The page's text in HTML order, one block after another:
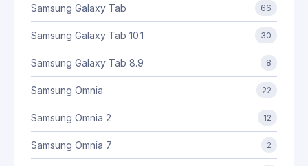
Samsung Galaxy Tab 66
Samsung Galaxy Tab 10.1 30
Samsung Galaxy Tab 8.9 8
Samsung Omnia 22
Samsung Omnia 2 12
Samsung Omnia 7 2